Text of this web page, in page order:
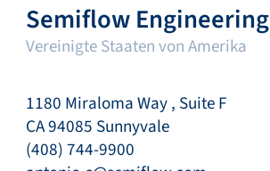
Semiflow Engineering
Vereinigte Staaten von Amerika
1180 Miraloma Way , Suite F
CA 94085 Sunnyvale
(408) 744-9900